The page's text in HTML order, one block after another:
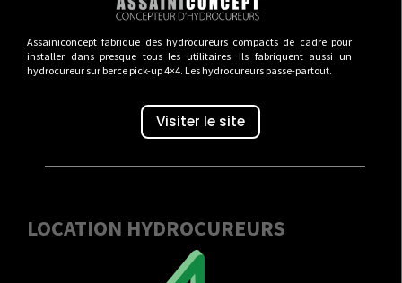
Assainiconcept fabrique des hydrocureurs compacts de cadre pour
installer dans presque tous les utilitaires. Ils fabriquent aussi un
hydrocureur sur berce pick-up 4×4. Les hydrocureurs passe-partout.
Visiter le site
LOCATION HYDROCUREURS